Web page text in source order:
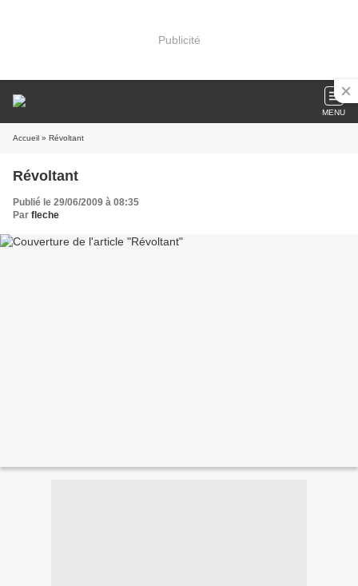
Publicité
MENU
Accueil » Révoltant
Révoltant
Publié le 29/06/2009 à 08:35
Par fleche